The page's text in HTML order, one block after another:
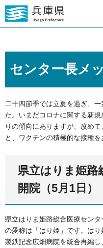
センター長メ
二十四節季では立夏を過ぎ、
た。いまだコロナに関する新
りの傾向にありますが、改め
と、ワクチンの積極的な接種を
県立はりま姫路
開院（5月1日）
県立はりま姫路総合医療セン
の愛称は「はり姫」です。はり
製鉄記念広畑病院を統合再編